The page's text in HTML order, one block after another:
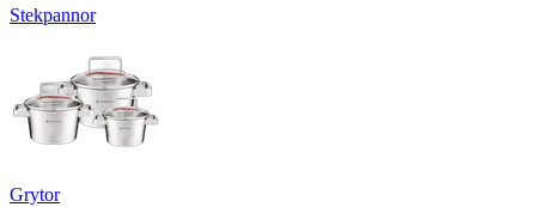
Stekpannor
Grytor